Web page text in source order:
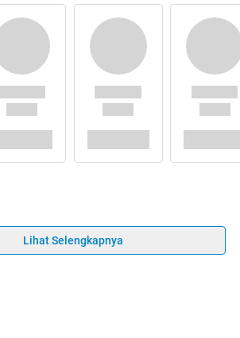
Lihat Selengkapnya